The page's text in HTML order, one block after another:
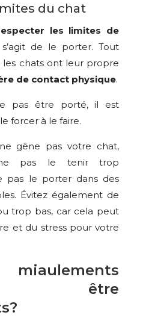
du chat
les limites de
de le porter. Tout
les chats ont leur propre
de contact physique.
pas être porté, il est
forcer à le faire.
gêne pas votre chat,
ne pas le tenir trop
pas le porter dans des
Évitez également de
trop bas, car cela peut
et du stress pour votre
ils être